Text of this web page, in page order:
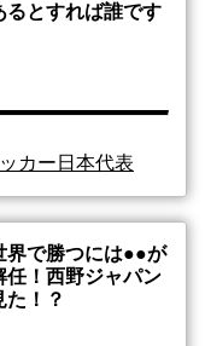
るとすれば誰です
カー日本代表
界で勝つには●●が
任！西野ジャパン
た！？